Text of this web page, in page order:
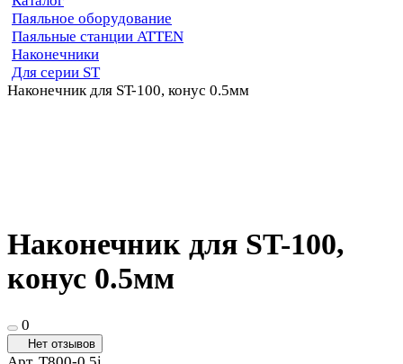
Паяльное оборудование
Паяльные станции ATTEN
Наконечники
Для серии ST
Наконечник для ST-100, конус 0.5мм
Наконечник для ST-100,
конус 0.5мм
0
Нет отзывов